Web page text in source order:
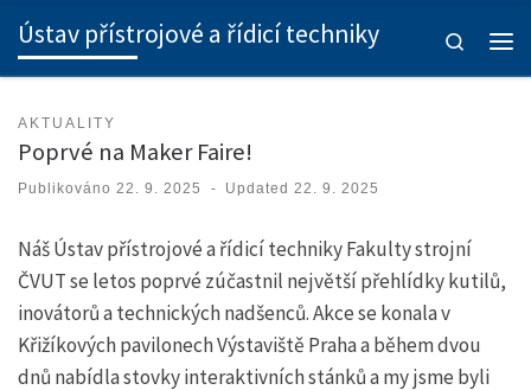
Skip to content
Ústav přístrojové a řídicí techniky
Search
AKTUALITY
Poprvé na Maker Faire!
Publikováno 22. 9. 2025 - Updated 22. 9. 2025
Náš Ústav přístrojové a řídicí techniky Fakulty strojní
ČVUT se letos poprvé zúčastnil největší přehlídky kutilů,
inovátorů a technických nadšenců. Akce se konala v
Křižíkových pavilonech Výstaviště Praha a během dvou
dnů nabídla stovky interaktivních stánků a my jsme byli